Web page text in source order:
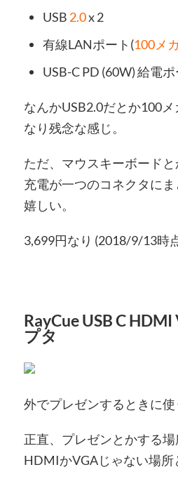
USB 2.0x 2
有線LANポート(100メ
USB-C PD (60W) 給電ポ
なんかUSB2.0だとか100
なり残念な感じ。
ただ、マウスキーボードと
充電が一つのコネクタに
嬉しい。
3,699円なり (2018/9/13時
RayCue USB C
プタ
外でプレゼンするときに使
正直、プレゼンとかする
HDMIかVGAじゃない場所